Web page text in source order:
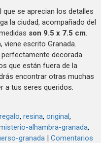
que se aprecian los detalles
la ciudad, acompañado del
son 9.5 x 7.5 cm
escrito Granada.
perfectamente decorada.
que están fuera de la
encontrar otras muchas
a tus seres queridos.
regalo resina original
alhambra-granada
granada | Comentarios